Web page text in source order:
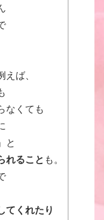
えば、
なくても
と
れること も。
てくれたり